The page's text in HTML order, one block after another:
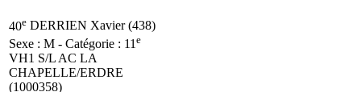
40e DERRIEN Xavier (438)
Sexe : M - Catégorie : 11 e
VH1 S/L AC LA
CHAPELLE/ERDRE
(1000358)